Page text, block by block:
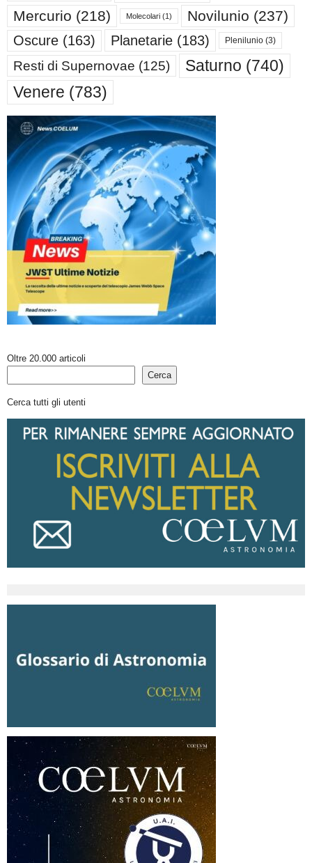
Mercurio (218) Molecolari (1) Novilunio (237)
Oscure (163) Planetarie (183) Plenilunio (3)
Resti di Supernovae (125) Saturno (740)
Venere (783)
Oltre 20.000 articoli
Cerca
Cerca tutti gli utenti